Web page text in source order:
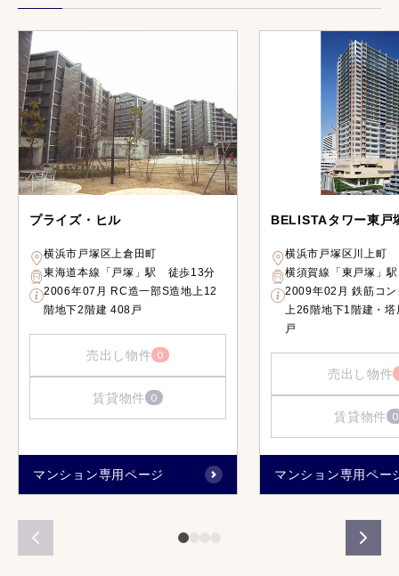
プライズ・ヒル
横浜市戸塚区上倉田町
東海道本線「戸塚」駅 徒歩13分
2006年07月 RC造一部S造地上12
階地下2階建 408戸
売出し物件 0
賃貸物件 0
マンション専用ページ
BELISTAタワー東戸
横浜市戸塚区川上町
横須賀線「東戸塚」
2009年02月 鉄筋コ
上26階地下1階建・
戸
売出し物件
賃貸物件 0
マンション専用ペー